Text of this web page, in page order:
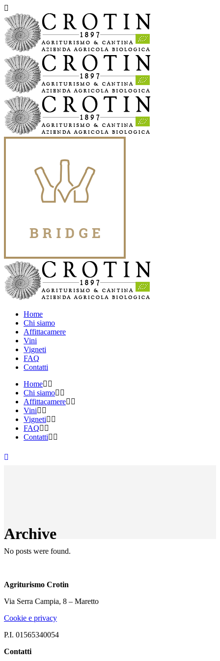
Home
Chi siamo
Affittacamere
Vini
Vigneti
FAQ
Contatti
Home
Chi siamo
Affittacamere
Vini
Vigneti
FAQ
Contatti
Archive
No posts were found.
Agriturismo Crotin
Via Serra Campia, 8 – Maretto
Cookie e privacy
P.I. 01565340054
Contatti